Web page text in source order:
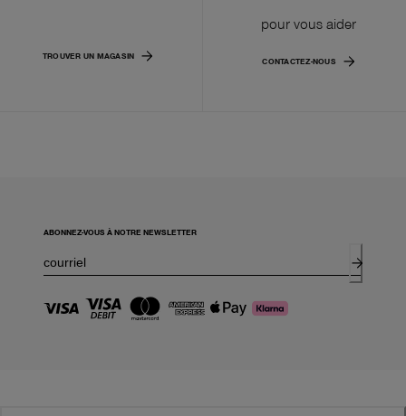
TROUVER UN MAGASIN
pour vous aider
CONTACTEZ-NOUS
ABONNEZ-VOUS À NOTRE NEWSLETTER